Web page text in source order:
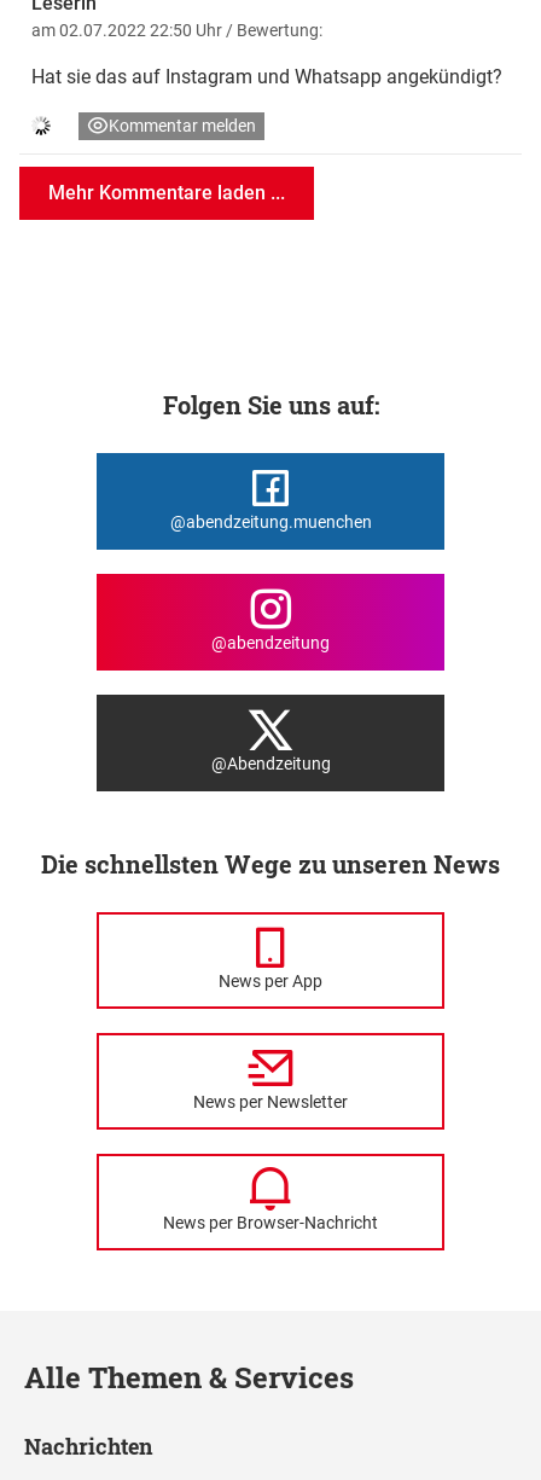
am 02.07.2022 22:50 Uhr / Bewertung:
Hat sie das auf Instagram und Whatsapp angekündigt?
Kommentar melden
Mehr Kommentare laden ...
Folgen Sie uns auf:
@abendzeitung.muenchen
@abendzeitung
@Abendzeitung
Die schnellsten Wege zu unseren News
News per App
News per Newsletter
News per Browser-Nachricht
Alle Themen & Services
Nachrichten